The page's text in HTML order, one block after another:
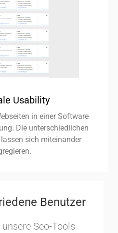
Usability
in einer Software
Die unterschiedlichen
sich miteinander
Benutzer
Seo-Tools